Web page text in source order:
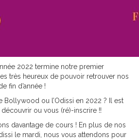
2022 termine notre premier
très heureux de pouvoir retrouver nos
fin d’année !
Bollywood ou l’Odissi en 2022 ? Il est
ou vous (ré)-inscrire !!
davantage de cours ! En plus de nos
le mardi, nous vous attendons pour